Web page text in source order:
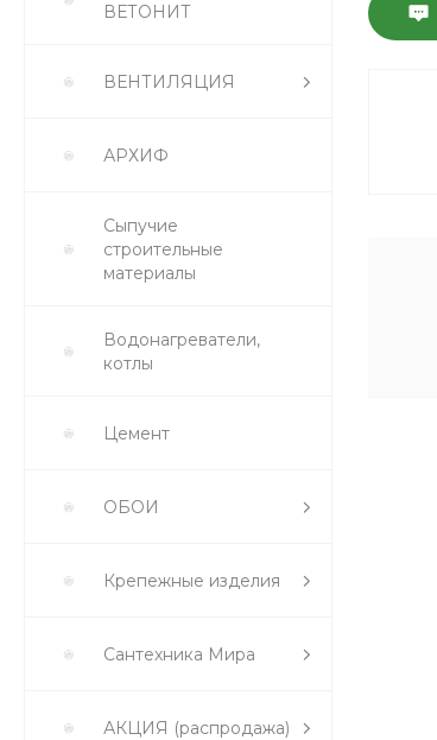
ВЕТОНИТ
ВЕНТИЛЯЦИЯ
АРХИФ
Сыпучие
строительные
материалы
Водонагреватели,
котлы
Цемент
ОБОИ
Крепежные изделия
Сантехника Мира
АКЦИЯ (распродажа)